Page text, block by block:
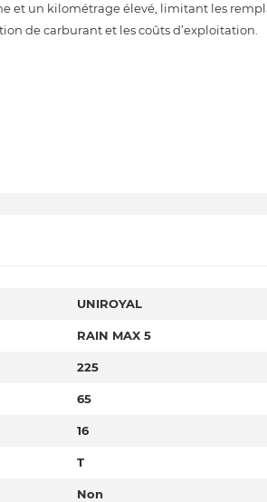
et un kilométrage élevé, limitant les
de carburant et les coûts d’exploitation.
UNIROYAL
RAIN MAX 5
225
65
16
T
Non